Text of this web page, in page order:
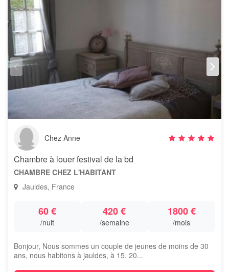
Chez Anne
Chambre à louer festival de la bd
CHAMBRE CHEZ L'HABITANT
Jauldes, France
60 €
/nuit
420 €
/semaine
1800 €
/mois
Bonjour, Nous sommes un couple de jeunes de moins de 30
ans, nous habitons à jauldes, à 15. 20...